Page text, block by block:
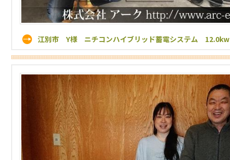
江別市 Y様 ニチコンハイブリッド蓄電システム 12.0kw